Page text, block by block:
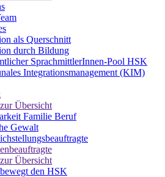
als Querschnitt
durch Bildung
SprachmittlerInnen-Pool HSK
Integrationsmanagement (KIM)
Übersicht
Familie Beruf
Gewalt
Übersicht
den HSK